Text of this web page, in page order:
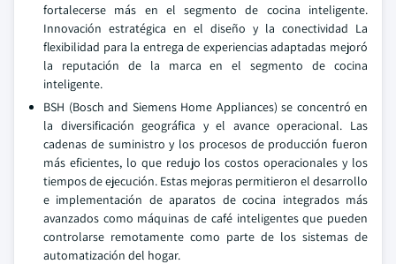
fortalecerse más en el segmento de cocina inteligente.
Innovación estratégica en el diseño y la conectividad La
flexibilidad para la entrega de experiencias adaptadas mejoró
la reputación de la marca en el segmento de cocina
inteligente.
BSH (Bosch and Siemens Home Appliances) se concentró en
la diversificación geográfica y el avance operacional. Las
cadenas de suministro y los procesos de producción fueron
más eficientes, lo que redujo los costos operacionales y los
tiempos de ejecución. Estas mejoras permitieron el desarrollo
e implementación de aparatos de cocina integrados más
avanzados como máquinas de café inteligentes que pueden
controlarse remotamente como parte de los sistemas de
automatización del hogar.